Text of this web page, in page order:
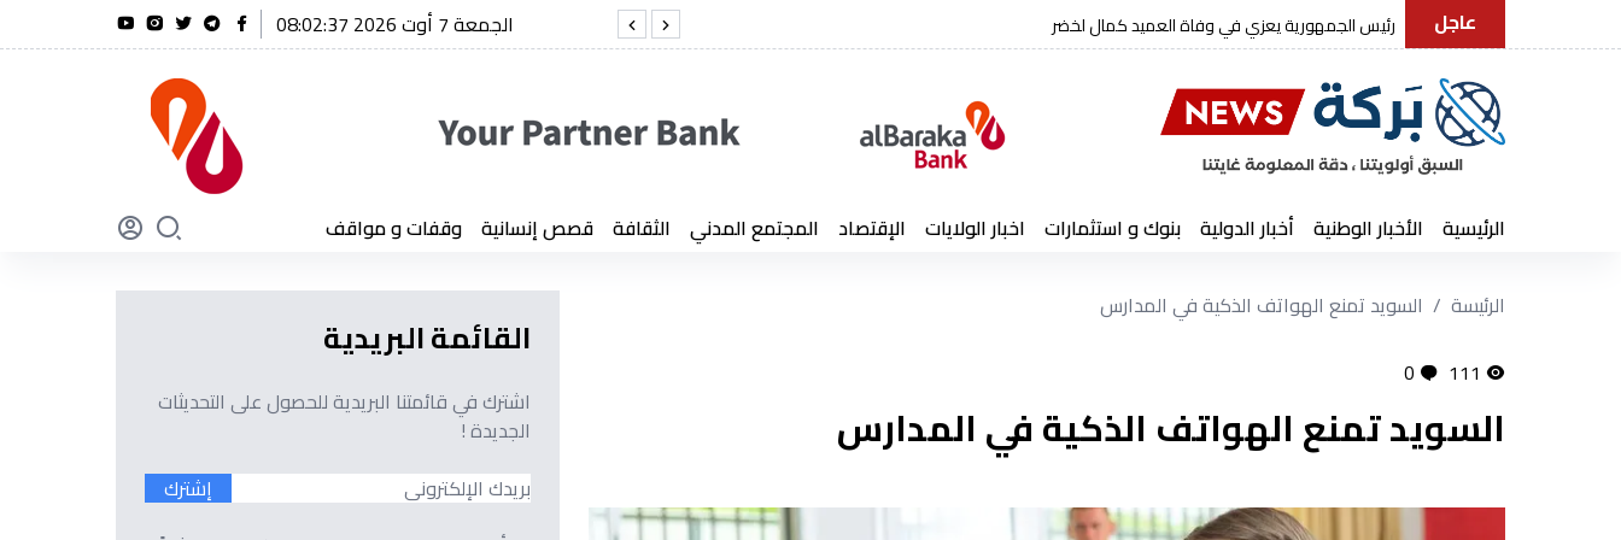
عاجل رئيس الجمهورية يعزي في وفاة العميد كمال لخضر الفريق أول شنقريحة يؤكد أن الجزائر لن تنسى أبدًا تضحيات أبنائها
الجمعة 7 أوت 2026 08:02:38
الرئيسية الأخبار الوطنية أخبار الدولية بنوك و استثمارات اخبار الولايات الإقتصاد المجتمع المدني الثقافة قصص إنسانية وقفات و مواقف
الرئيسة
السويد تمنع الهواتف الذكية في المدارس
111
0
السويد تمنع الهواتف الذكية في المدارس
القائمة البريدية
اشترك في قائمتنا البريدية للحصول على التحديثات
الجديدة !
إشترك